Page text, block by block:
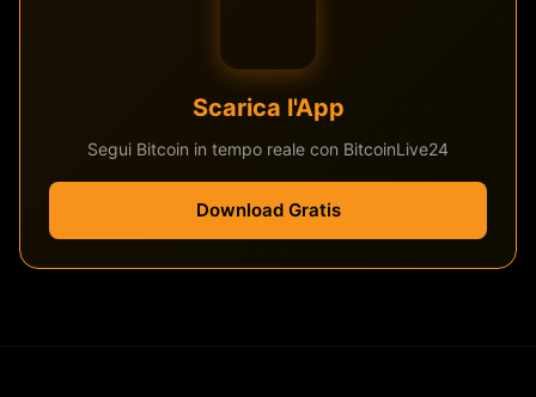
Scarica l'App
Segui Bitcoin in tempo reale con BitcoinLive24
Download Gratis